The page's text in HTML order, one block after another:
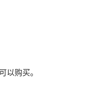
以购买。